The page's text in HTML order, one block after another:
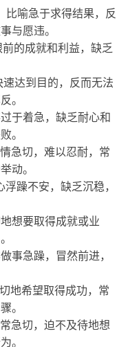
比喻急于求得结果，反
与愿违。
前的成就和利益，缺乏
速达到目的，反而无法
。
于着急，缺乏耐心和
。
急切，难以忍耐，常
动。
浮躁不安，缺乏沉稳，
想要取得成就或业
事急躁，冒然前进，
地希望取得成功，常
。
急切，迫不及待地想
。